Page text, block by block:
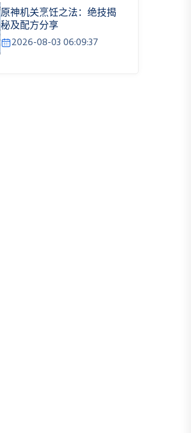
原神机关烹饪之法：绝技揭
秘及配方分享
2026-08-03 06:09:37